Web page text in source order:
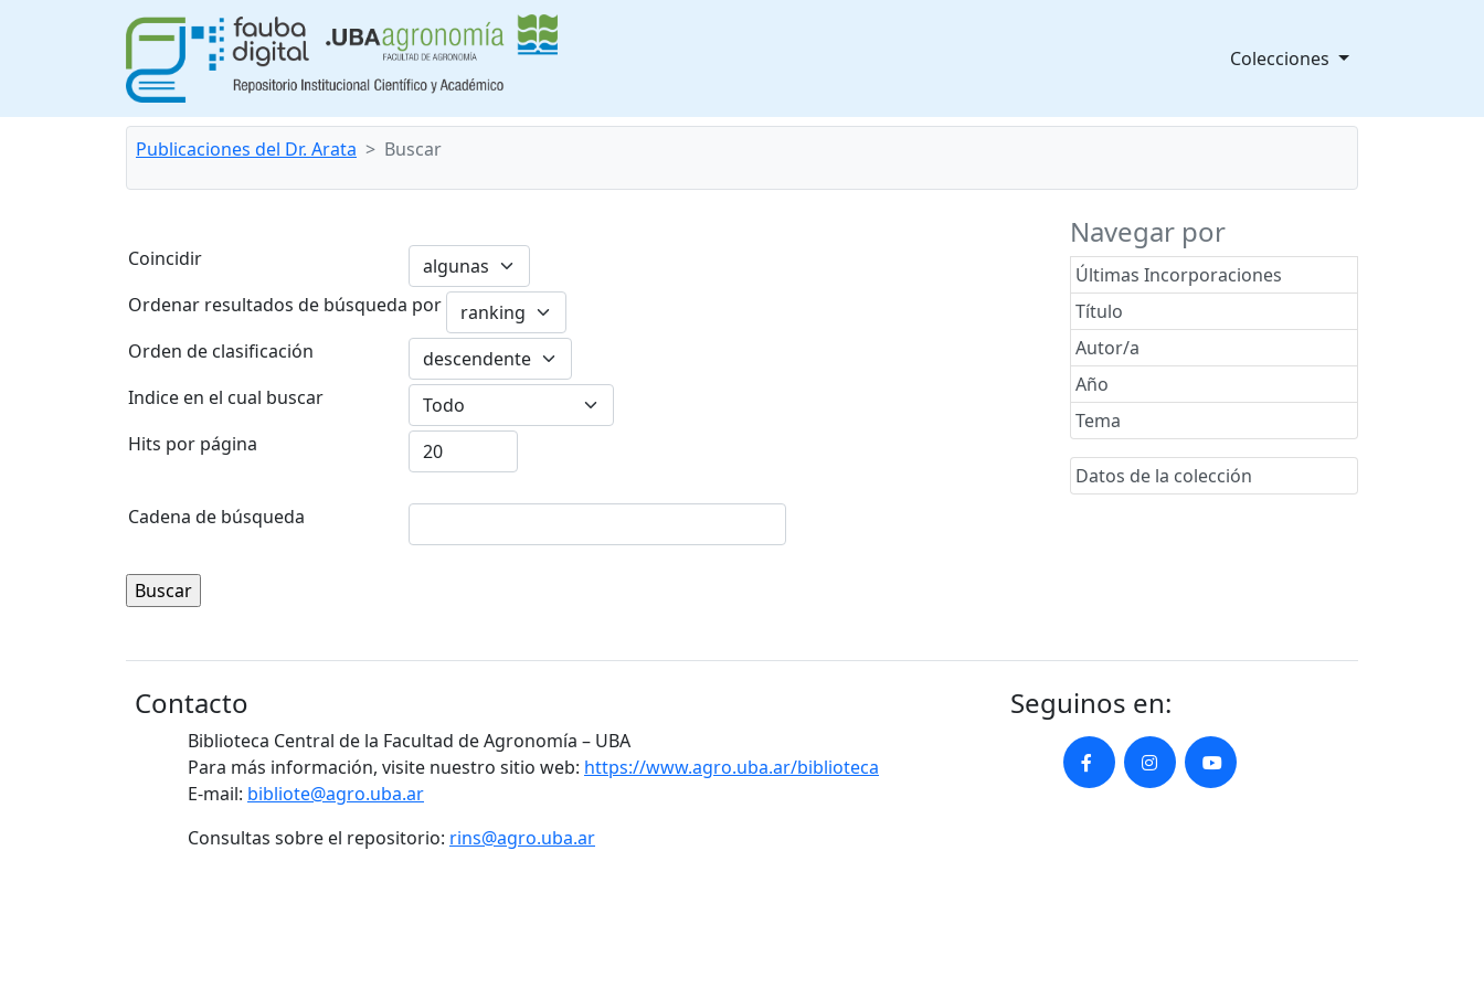
Colecciones
Publicaciones del Dr. Arata Buscar
Navegar por
Últimas Incorporaciones
Título
Autor/a
Año
Tema
Datos de la colección
Coincidir
Ordenar resultados de búsqueda por
Orden de clasificación
Indice en el cual buscar
Hits por página
Cadena de búsqueda
Contacto
Biblioteca Central de la Facultad de Agronomía – UBA
Para más información, visite nuestro sitio web: https://www.agro.uba.ar/biblioteca
E-mail: bibliote@agro.uba.ar
Consultas sobre el repositorio: rins@agro.uba.ar
Seguinos en: